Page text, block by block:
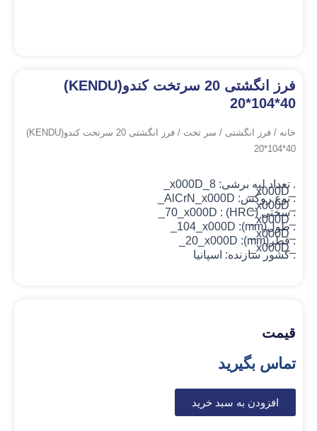
فرز انگشتی 20 سرتخت کندو(KENDU)
20*104*40
خانه / فرز انگشتی / سر تخت
/ فرز انگشتی 20 سرتخت کندو(KENDU)
20*104*40
. تعداد لبه برشی: 8_x000D_
_x000D_
. نوع روکش: AlCrN _x000D_
_x000D_
. سختی (HRC) : 70_x000D_
_x000D_
. طول(mm): 104 _x000D_
_x000D_
. قطر(mm): 20_x000D_
_x000D_
. کشور سازنده: اسپانیا
قیمت
تماس بگیرید
افزودن به سبد خرید